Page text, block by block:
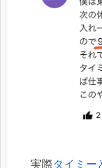
実際タイミー